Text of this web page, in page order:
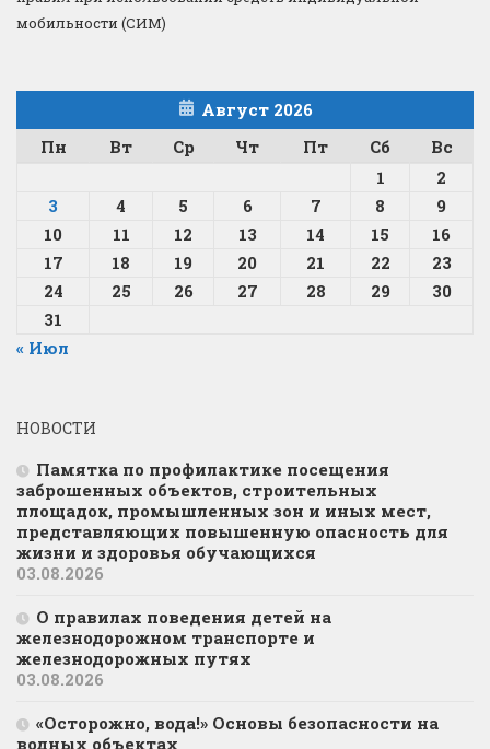
мобильности (СИМ)
Август 2026
Пн
Вт Ср Чт Пт Сб
Вс
1
2
3
4 5 6 7 8
9
10
11 12 13 14 15
16
17
18 19 20 21 22
23
24
25 26 27 28 29
30
31
« Июл
НОВОСТИ
Памятка по профилактике посещения
заброшенных объектов, строительных
площадок, промышленных зон и иных мест,
представляющих повышенную опасность для
жизни и здоровья обучающихся
03.08.2026
О правилах поведения детей на
железнодорожном транспорте и
железнодорожных путях
03.08.2026
«Осторожно, вода!» Основы безопасности на
водных объектах